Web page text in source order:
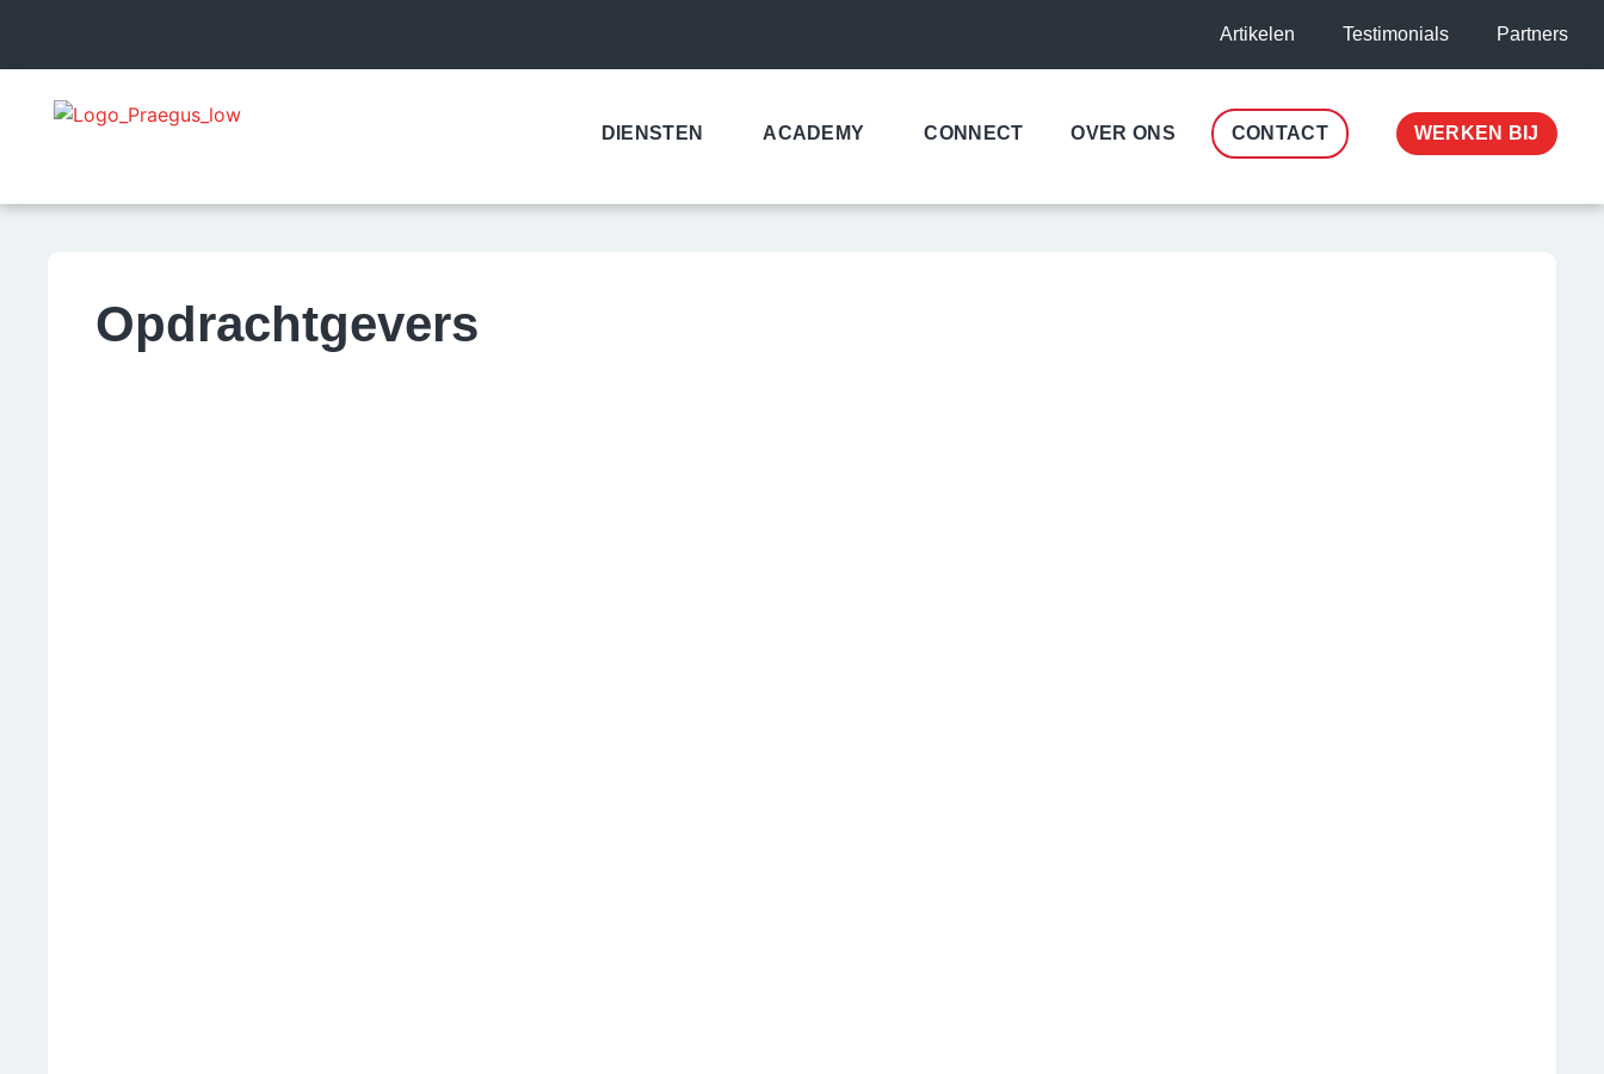
Artikelen Testimonials Partners
DIENSTEN ACADEMY CONNECT OVER ONS CONTACT WERKEN BIJ
Opdrachtgevers